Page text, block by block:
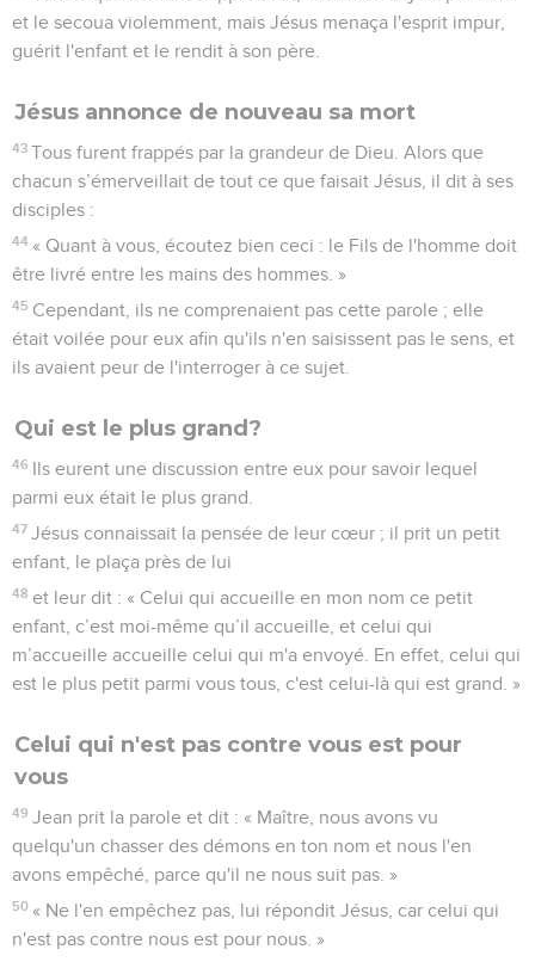
et le secoua violemment, mais Jésus menaça l'esprit impur,
guérit l'enfant et le rendit à son père.
Jésus annonce de nouveau sa mort
43 Tous furent frappés par la grandeur de Dieu. Alors que
chacun s’émerveillait de tout ce que faisait Jésus, il dit à ses
disciples :
44 « Quant à vous, écoutez bien ceci : le Fils de l'homme doit
être livré entre les mains des hommes. »
45 Cependant, ils ne comprenaient pas cette parole ; elle
était voilée pour eux afin qu'ils n'en saisissent pas le sens, et
ils avaient peur de l'interroger à ce sujet.
Qui est le plus grand?
46 Ils eurent une discussion entre eux pour savoir lequel
parmi eux était le plus grand.
47 Jésus connaissait la pensée de leur cœur ; il prit un petit
enfant, le plaça près de lui
48 et leur dit : « Celui qui accueille en mon nom ce petit
enfant, c’est moi-même qu’il accueille, et celui qui
m’accueille accueille celui qui m'a envoyé. En effet, celui qui
est le plus petit parmi vous tous, c'est celui-là qui est grand. »
Celui qui n'est pas contre vous est pour
vous
49 Jean prit la parole et dit : « Maître, nous avons vu
quelqu'un chasser des démons en ton nom et nous l'en
avons empêché, parce qu'il ne nous suit pas. »
50 « Ne l'en empêchez pas, lui répondit Jésus, car celui qui
n'est pas contre nous est pour nous. »